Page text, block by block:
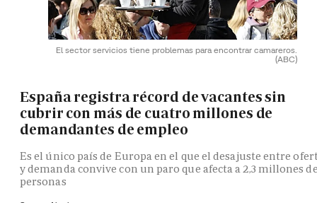
El sector servicios tiene problemas para encontrar camareros.
(ABC)
España registra récord de vacantes sin
cubrir con más de cuatro millones de
demandantes de empleo
Es el único país de Europa en el que el desajuste entre
y demanda convive con un paro que afecta a 2,3 millones
personas